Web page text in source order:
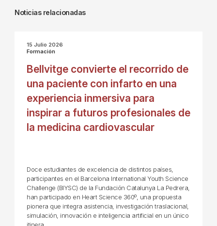
Noticias relacionadas
15 Julio 2026
Formación
Bellvitge convierte el recorrido de
una paciente con infarto en una
experiencia inmersiva para
inspirar a futuros profesionales de
la medicina cardiovascular
Doce estudiantes de excelencia de distintos países,
participantes en el Barcelona International Youth Science
Challenge (BIYSC) de la Fundación Catalunya La Pedrera,
han participado en Heart Science 360º, una propuesta
pionera que integra asistencia, investigación traslacional,
simulación, innovación e inteligencia artificial en un único